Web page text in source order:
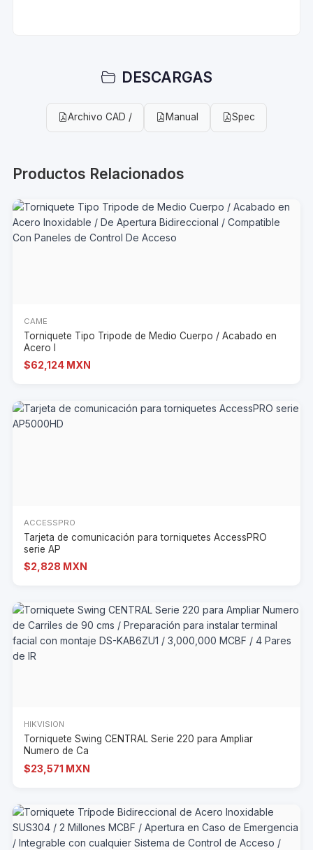
DESCARGAS
Archivo CAD / Manual Spec
Productos Relacionados
CAME
Torniquete Tipo Tripode de Medio Cuerpo / Acabado en
Acero I
$62,124 MXN
ACCESSPRO
Tarjeta de comunicación para torniquetes AccessPRO
serie AP
$2,828 MXN
HIKVISION
Torniquete Swing CENTRAL Serie 220 para Ampliar
Numero de Ca
$23,571 MXN